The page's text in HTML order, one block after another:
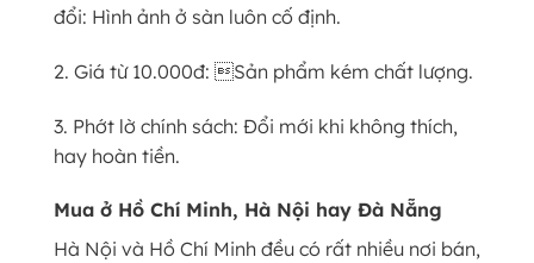
đổi: Hình ảnh ở sàn luôn cố định.
2. Giá từ 10.000đ: Sản phẩm kém chất lượng.
3. Phớt lờ chính sách: Đổi mới khi không thích,
hay hoàn tiền.
Mua ở Hồ Chí Minh, Hà Nội hay Đà Nẵng
Hà Nội và Hồ Chí Minh đều có rất nhiều nơi bán,